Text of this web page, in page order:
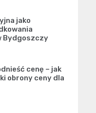
jako
Bydgoszczy
cenę – jak
obrony ceny dla